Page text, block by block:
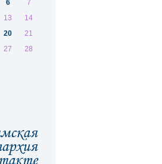
6
7
13
14
20
21
27
28